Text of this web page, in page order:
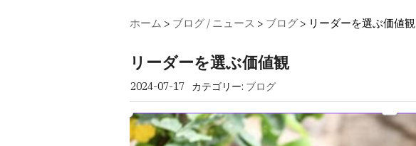
ホーム > ブログ / ニュース > ブログ > リーダーを選ぶ価値観
リーダーを選ぶ価値観
2024-07-17 カテゴリー: ブログ